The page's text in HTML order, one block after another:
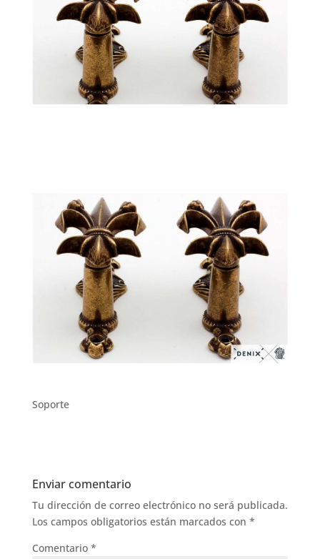
Soporte
Enviar comentario
Tu dirección de correo electrónico no será publicada.
Los campos obligatorios están marcados con *
Comentario *